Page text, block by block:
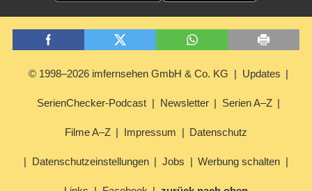
© 1998–2026 imfernsehen GmbH & Co. KG Updates
SerienChecker-Podcast Newsletter Serien A–Z
Filme A–Z Impressum Datenschutz
Datenschutzeinstellungen Jobs Werbung schalten